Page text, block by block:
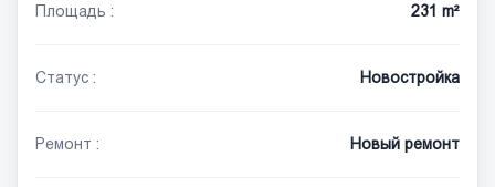
Площадь : 231 m²
Статус : Новостройка
Ремонт : Новый ремонт